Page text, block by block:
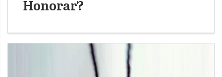
Honorar?